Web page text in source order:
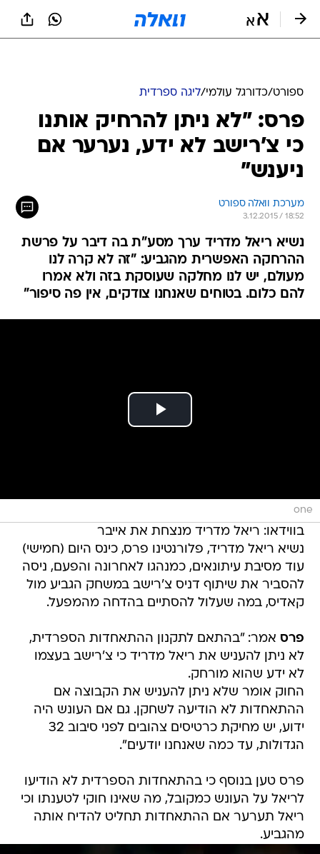
ספורט/כדורגל עולמי/ליגה ספרדית
פרס: "לא ניתן להרחיק אותנו
כי צ'רישב לא ידע, נערער אם
ניענש"
מערכת וואלה ספורט
3.12.2015 / 18:52
נשיא ריאל מדריד ערך מסע"ת בה דיבר על פרשת
ההרחקה האפשרית מהגביע: "זה לא קרה לנו
מעולם, יש לנו מחלקה שעוסקת בזה ולא אמרו
להם כלום. בטוחים שאנחנו צודקים, אין פה סיפור"
one
בווידאו: ריאל מדריד מנצחת את אייבר
נשיא ריאל מדריד, פלורנטינו פרס, כינס היום (חמישי)
עוד מסיבת עיתונאים, כמנהגו לאחרונה והפעם, ניסה
להסביר את שיתוף דניס צ'רישב במשחק הגביע מול
קאדיס, במה שעלול להסתיים בהדחה מהמפעל.
פרס אמר: "בהתאם לתקנון ההתאחדות הספרדית,
לא ניתן להעניש את ריאל מדריד כי צ'רישב בעצמו
לא ידע שהוא מורחק.
החוק אומר שלא ניתן להעניש את הקבוצה אם
ההתאחדות לא הודיעה לשחקן. גם אם העונש היה
ידוע, יש מחיקת כרטיסים צהובים לפני סיבוב 32
הגדולות, עד כמה שאנחנו יודעים".
פרס טען בנוסף כי בהתאחדות הספרדית לא הודיעו
לריאל על העונש כמקובל, מה שאינו חוקי לטענתו וכי
ריאל תערער אם ההתאחדות תחליט להדיח אותה
מהגביע.